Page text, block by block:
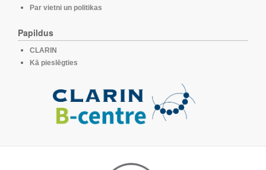
Par vietni un politikas
Papildus
CLARIN
Kā pieslēgties